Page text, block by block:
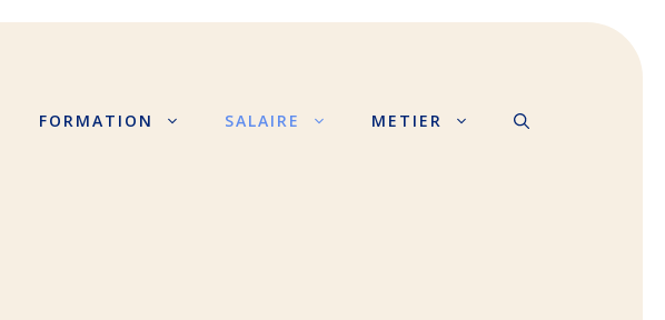
FORMATION SALAIRE METIER